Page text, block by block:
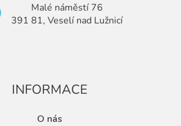
Malé náměstí 76
391 81, Veselí nad Lužnicí
INFORMACE
O nás